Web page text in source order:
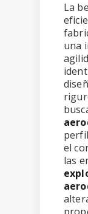
La
una
el
las